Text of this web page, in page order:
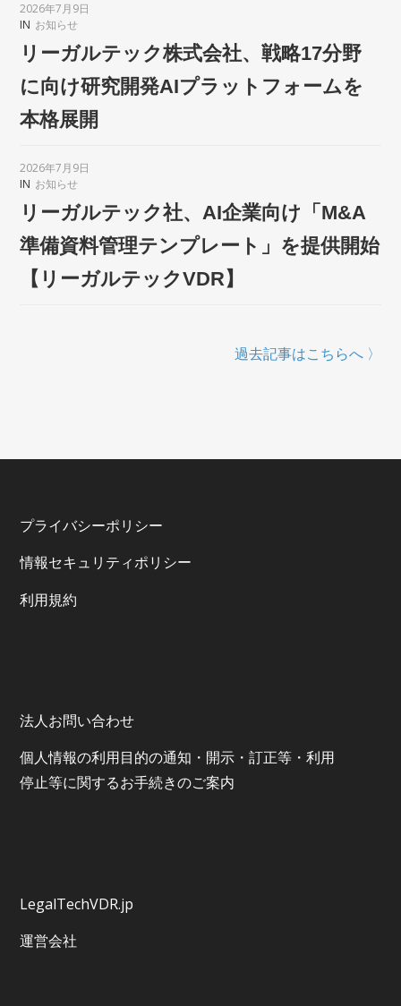
2026年7月9日
IN お知らせ
リーガルテック株式会社、戦略17分野
に向け研究開発AIプラットフォームを
本格展開
2026年7月9日
IN お知らせ
リーガルテック社、AI企業向け「M&A
準備資料管理テンプレート」を提供開始
【リーガルテックVDR】
過去記事はこちらへ 〉
プライバシーポリシー
情報セキュリティポリシー
利⽤規約
法人お問い合わせ
個⼈情報の利⽤⽬的の通知・開⽰・訂正等・利⽤
停⽌等に関するお⼿続きのご案内
LegalTechVDR.jp
運営会社